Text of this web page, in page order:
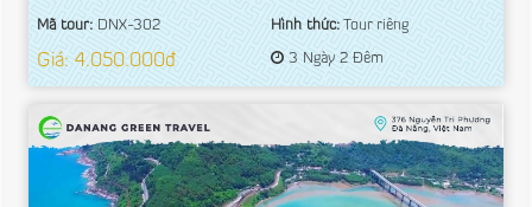
Mã tour:DNX-302 Hình thức:Tour riêng
Giá: 4.050.000đ 3 Ngày 2 Đêm